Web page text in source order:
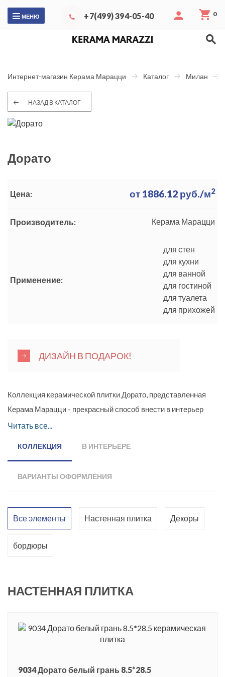
МЕНЮ +7(499) 394-05-40 0
Интернет-магазин Керама Марацци Каталог Милан
НАЗАД В КАТАЛОГ
Дорато
Цена: от 1886.12 руб./м2
Производитель: Керама Марацци
Применение:
для стен
для кухни
для ванной
для гостиной
для туалета
для прихожей
ДИЗАЙН В ПОДАРОК!
Коллекция керамической плитки Дорато, представленная
Керама Марацци - прекрасный способ внести в интерьер
атмосферу очарование и уюта. Материал представляет
характерными для него очертаниями и структурой.
матовой поверхностью, размером 8,5 x 28,5 см. Самый
с любым цветом мебели и различными аксессуарами.
комбинировать, что увеличивает число вариаций
практически до бесконечности. Коллекция Дорато обладает
высокой прочностью и отсутствием водопоглощения.
Читать все...
КОЛЛЕКЦИЯ В ИНТЕРЬЕРЕ
ВАРИАНТЫ ОФОРМЛЕНИЯ
Все элементы Настенная плитка Декоры
бордюры
НАСТЕННАЯ ПЛИТКА
9034 Дорато белый грань 8.5*28.5